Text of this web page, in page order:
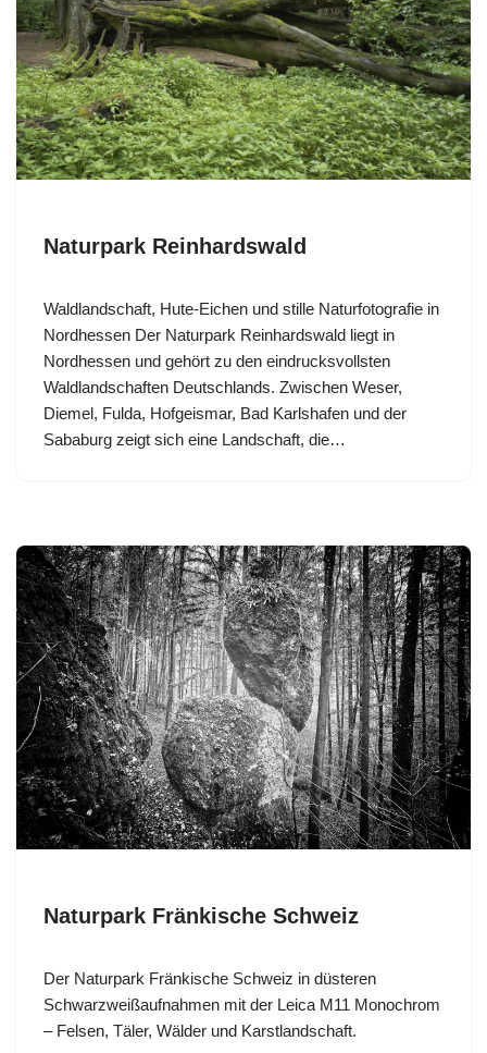
Naturpark Reinhardswald
Waldlandschaft, Hute-Eichen und stille Naturfotografie in
Nordhessen Der Naturpark Reinhardswald liegt in
Nordhessen und gehört zu den eindrucksvollsten
Waldlandschaften Deutschlands. Zwischen Weser,
Diemel, Fulda, Hofgeismar, Bad Karlshafen und der
Sababurg zeigt sich eine Landschaft, die…
Naturpark Fränkische Schweiz
Der Naturpark Fränkische Schweiz in düsteren
Schwarzweißaufnahmen mit der Leica M11 Monochrom
– Felsen, Täler, Wälder und Karstlandschaft.